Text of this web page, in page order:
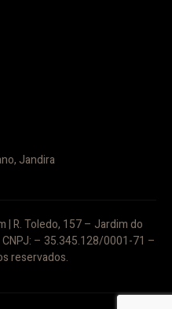
Jandira
| R. Toledo, 157 – Jardim do
– 35.345.128/0001-71 –
reservados.